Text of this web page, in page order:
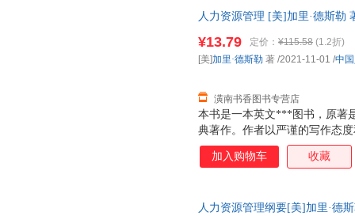
人力资源管理 [美]加里·德斯勒
本书是一本英文***图书，原著
典著作。作者以严谨的写作态
理的基本概念、理论与实践，
更新和梳理，增加了人力资源
高校本科生、研究生、MBA学
¥13.79 定价： ¥115.58 (1.2折)
潢南书香图书专营店
[美]加里·德斯勒 著 /2021-11-01 /中
加入购物车 收藏
人力资源管理纲要[美]加里·德